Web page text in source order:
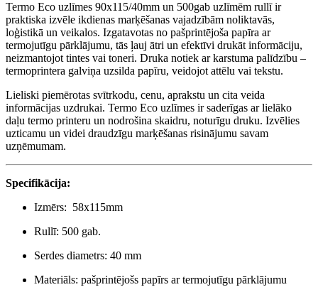
Termo Eco uzlīmes 90x115/40mm un 500gab uzlīmēm rullī ir
praktiska izvēle ikdienas marķēšanas vajadzībām noliktavās,
loģistikā un veikalos. Izgatavotas no pašprintējoša papīra ar
termojutīgu pārklājumu, tās ļauj ātri un efektīvi drukāt informāciju,
neizmantojot tintes vai toneri. Druka notiek ar karstuma palīdzību –
termoprintera galviņa uzsilda papīru, veidojot attēlu vai tekstu.
Lieliski piemērotas svītrkodu, cenu, aprakstu un cita veida
informācijas uzdrukai. Termo Eco uzlīmes ir saderīgas ar lielāko
daļu termo printeru un nodrošina skaidru, noturīgu druku. Izvēlies
uzticamu un videi draudzīgu marķēšanas risinājumu savam
uzņēmumam.
Specifikācija:
Izmērs: 58x115mm
Rullī: 500 gab.
Serdes diametrs: 40 mm
Materiāls: pašprintējošs papīrs ar termojutīgu pārklājumu